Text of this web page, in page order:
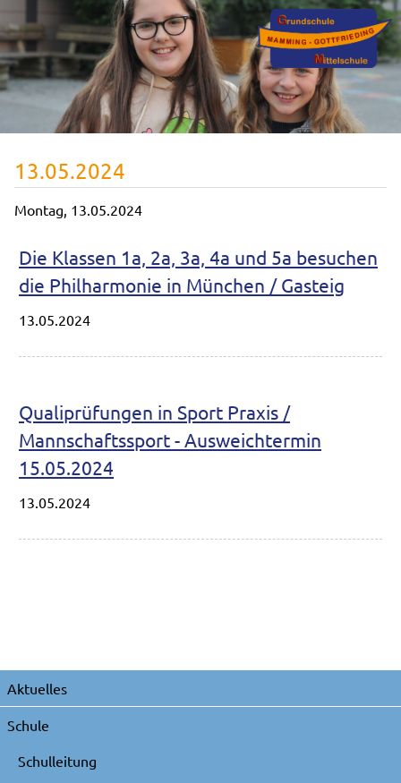
13.05.2024
Montag, 13.05.2024
Die Klassen 1a, 2a, 3a, 4a und 5a besuchen
die Philharmonie in München / Gasteig
13.05.2024
Qualiprüfungen in Sport Praxis /
Mannschaftssport - Ausweichtermin
15.05.2024
13.05.2024
Navigation
überspringen
Aktuelles
Schule
Schulleitung